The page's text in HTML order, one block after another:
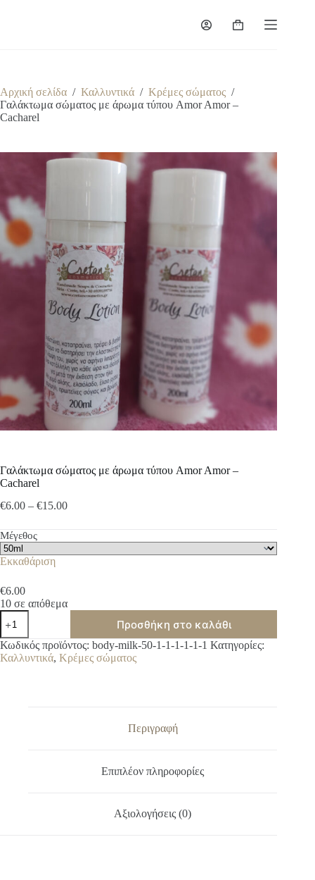
Καλάθι
Αρχική σελίδα / Καλλυντικά / Κρέμες σώματος /
Γαλάκτωμα σώματος με άρωμα τύπου Amor Amor –
Cacharel
Γαλάκτωμα σώματος με άρωμα τύπου Amor Amor –
Cacharel
€6.00 – €15.00Price
through
€15.00
Μέγεθος
Εκκαθάριση
€6.00
10 σε απόθεμα
Γαλάκτωμα
σώματος
με
άρωμα
τύπου
Προσθήκη στο καλάθι
A
l
Κωδικός προϊόντος: body-milk-50-1-1-1-1-1-1 Κατηγορίες:
Καλλυντικά, Κρέμες σώματος
Περιγραφή
Επιπλέον πληροφορίες
Αξιολογήσεις (0)